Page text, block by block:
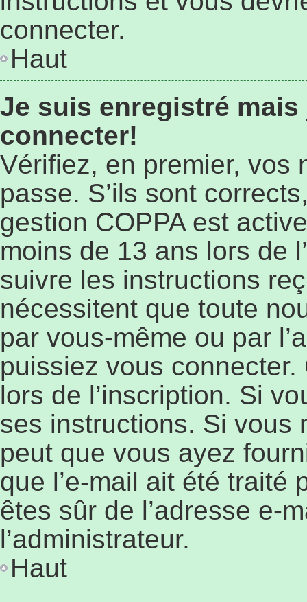
connecter.
Haut
Je suis enregistré mais
connecter!
Vérifiez, en premier, vos
passe. S’ils sont
gestion COPPA est
moins de 13 ans lors de
suivre les instructions
nécessitent que toute
par vous-même ou par
puissiez vous
lors de l’inscription. Si
ses instructions. Si vous
peut que vous ayez
que l’e-mail ait été traité
êtes sûr de l’adresse e-
l’administrateur.
Haut